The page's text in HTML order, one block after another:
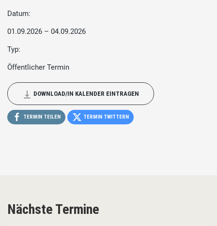
Datum:
01.09.2026 – 04.09.2026
Typ:
Öffentlicher Termin
DOWNLOAD/IN KALENDER EINTRAGEN
TERMIN TEILEN TERMIN TWITTERN
Nächste Termine